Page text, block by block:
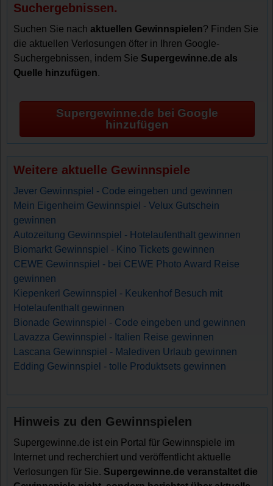
Suchergebnissen.
Suchen Sie nachaktuellen Gewinnspielen? Finden Sie
die aktuellen Verlosungen öfter in Ihren Google-
Suchergebnissen, indem Sie Supergewinne.de als
Quelle hinzufügen.
Supergewinne.de bei Google
hinzufügen
Weitere aktuelle Gewinnspiele
Jever Gewinnspiel - Code eingeben und gewinnen
Mein Eigenheim Gewinnspiel - Velux Gutschein
gewinnen
Autozeitung Gewinnspiel - Hotelaufenthalt gewinnen
Biomarkt Gewinnspiel - Kino Tickets gewinnen
CEWE Gewinnspiel - bei CEWE Photo Award Reise
gewinnen
Kiepenkerl Gewinnspiel - Keukenhof Besuch mit
Hotelaufenthalt gewinnen
Bionade Gewinnspiel - Code eingeben und gewinnen
Lavazza Gewinnspiel - Italien Reise gewinnen
Lascana Gewinnspiel - Malediven Urlaub gewinnen
Edding Gewinnspiel - tolle Produktsets gewinnen
Hinweis zu den Gewinnspielen
Supergewinne.de ist ein Portal für Gewinnspiele im
Internet und recherchiert und veröffentlicht aktuelle
Verlosungen für Sie. Supergewinne.de veranstaltet die